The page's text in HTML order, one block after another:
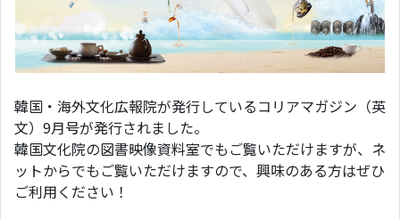
韓国・海外文化広報院が発行しているコリアマガジン（英
文）9月号が発行されました。
韓国文化院の図書映像資料室でもご覧いただけますが、ネ
ットからでもご覧いただけますので、興味のある方はぜひ
ご利用ください！